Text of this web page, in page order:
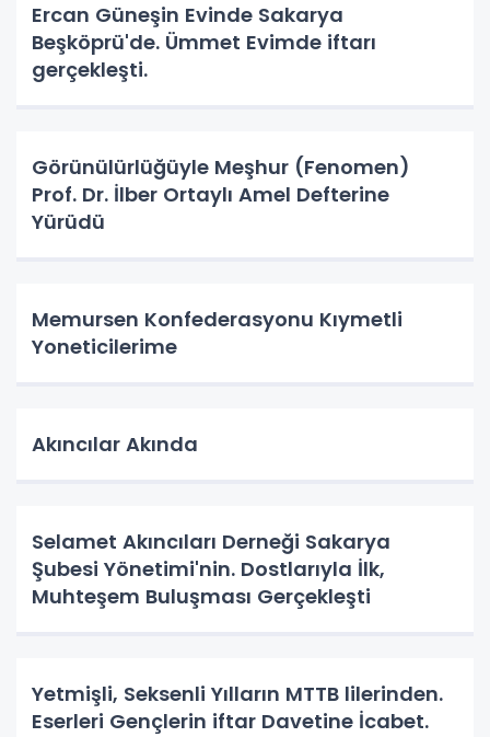
Ercan Güneşin Evinde Sakarya
Beşköprü'de. Ümmet Evimde iftarı
gerçekleşti.
Görünülürlüğüyle Meşhur (Fenomen)
Prof. Dr. İlber Ortaylı Amel Defterine
Yürüdü
Memursen Konfederasyonu Kıymetli
Yoneticilerime
Akıncılar Akında
Selamet Akıncıları Derneği Sakarya
Şubesi Yönetimi'nin. Dostlarıyla İlk,
Muhteşem Buluşması Gerçekleşti
Yetmişli, Seksenli Yılların MTTB lilerinden.
Eserleri Gençlerin iftar Davetine İcabet.